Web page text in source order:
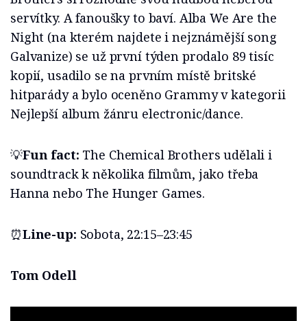
servítky. A fanoušky to baví. Alba We Are the
Night (na kterém najdete i nejznámější song
Galvanize) se už první týden prodalo 89 tisíc
kopií, usadilo se na prvním místě britské
hitparády a bylo oceněno Grammy v kategorii
Nejlepší album žánru electronic/dance.
💡Fun fact: The Chemical Brothers udělali i
soundtrack k několika filmům, jako třeba
Hanna nebo The Hunger Games.
⏰Line-up: Sobota, 22:15–23:45
Tom Odell